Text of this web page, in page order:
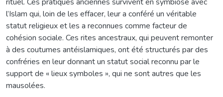
l’Islam qui, loin de les effacer, leur a conféré un véritable
statut religieux et les a reconnues comme facteur de
cohésion sociale. Ces rites ancestraux, qui peuvent remonter
à des coutumes antéislamiques, ont été structurés par des
confréries en leur donnant un statut social reconnu par le
support de « lieux symboles », qui ne sont autres que les
mausolées.